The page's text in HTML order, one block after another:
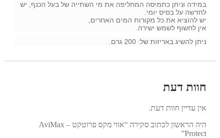
במידה וניתן כתמיסה המחליפה את מי השתייה של בעל הכנף, יש
לחדשה על בסיס יומי.
יש להוציא את כל מקורות המים האחרים,
אין לחשוף לשמש ישירה.
ניתן להשיג באריזות של: 200 גרם.
חוות דעת
אין עדיין חוות דעת.
היה הראשון לכתוב סקירה “אווי מקס פרוטקט – AviMax
Protect”